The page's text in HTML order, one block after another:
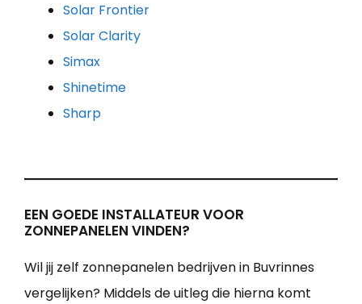
Solar Frontier
Solar Clarity
Simax
Shinetime
Sharp
EEN GOEDE INSTALLATEUR VOOR
ZONNEPANELEN VINDEN?
Wil jij zelf zonnepanelen bedrijven in Buvrinnes
vergelijken? Middels de uitleg die hierna komt